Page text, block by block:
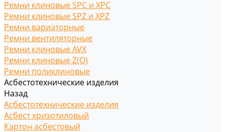
Ремни клиновые SPC и XPC
Ремни клиновые SPZ и XPZ
Ремни вариаторные
Ремни вентиляторные
Ремни клиновые AVX
Ремни клиновые Z(O)
Ремни поликлиновые
Асбестотехнические изделия
Назад
Асбестотехнические изделия
Асбест хризотиловый
Картон асбестовый